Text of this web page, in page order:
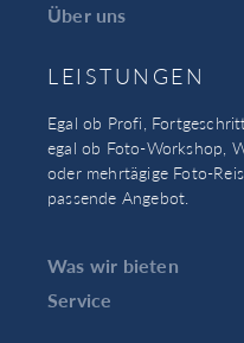
Über uns
LEISTUNGEN
Egal ob Profi,
egal ob Foto-Workshop,
oder mehrtägige Foto-
passende Angebot.
Was wir bieten
Service